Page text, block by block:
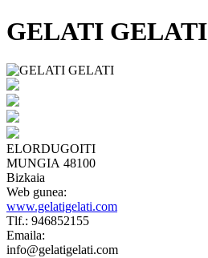
GELATI GELATI
ELORDUGOITI
MUNGIA 48100
Bizkaia
Web gunea:
www.gelatigelati.com
Tlf.: 946852155
Emaila:
info@gelatigelati.com